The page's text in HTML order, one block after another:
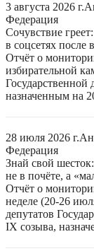
3 августа 2026 г.
Федерация
Сочувствие
в соцсетях после
Отчёт о
избирательной
назначенным на
28 июля 2026 г.
Федерация
Знай свой
не в почёте, а
Отчёт о
неделе (20-26
депутатов
IX созыва,